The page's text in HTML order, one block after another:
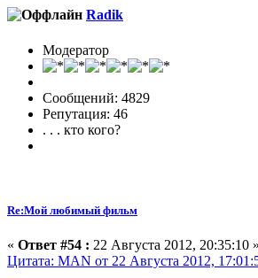
Radik
Модератор
Сообщений: 4829
Репутация: 46
. . . кто кого?
Re:Мой любимый фильм
« Ответ #54 : 22 Августа 2012, 20:35:10 »
Цитата: MAN от 22 Августа 2012,